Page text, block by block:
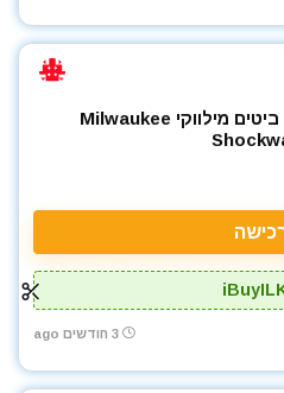
מארז 25 ביטים מילווקי Milwaukee
3 חודשים ago